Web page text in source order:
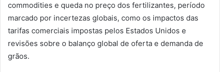
commodities e queda no preço dos fertilizantes, período
marcado por incertezas globais, como os impactos das
tarifas comerciais impostas pelos Estados Unidos e
revisões sobre o balanço global de oferta e demanda de
grãos.